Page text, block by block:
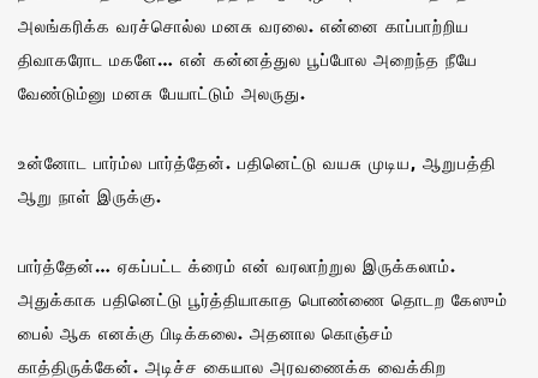
அலங்கரிக்க வரச்சொல்ல மனசு வரலை. என்னை காப்பாற்றிய
திவாகரோட மகளே… என் கன்னத்துல பூப்போல அறைந்த நீயே
வேண்டும்னு மனசு பேயாட்டும் அலருது.
உன்னோட பார்ம்ல பார்த்தேன். பதினெட்டு வயசு முடிய, ஆறுபத்தி
ஆறு நாள் இருக்கு.
பார்த்தேன்… ஏகப்பட்ட க்ரைம் என் வரலாற்றுல இருக்கலாம்.
அதுக்காக பதினெட்டு பூர்த்தியாகாத பொண்ணை தொடற கேஸும்
பைல் ஆக எனக்கு பிடிக்கலை. அதனால கொஞ்சம்
காத்திருக்கேன். அடிச்ச கையால அரவணைக்க வைக்கிற